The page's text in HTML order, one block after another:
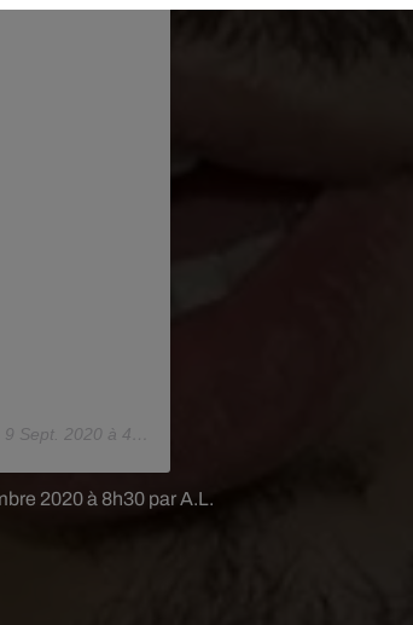
2020 à 8h30 par A.L.
9 Sept. 2020 à 4 :54 PDT